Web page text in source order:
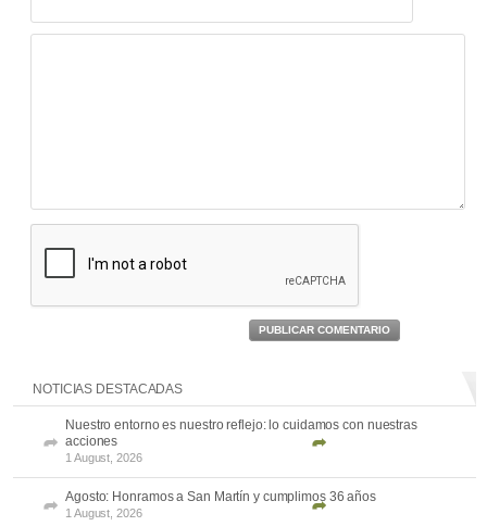
PUBLICAR COMENTARIO
NOTICIAS DESTACADAS
Nuestro entorno es nuestro reflejo: lo cuidamos con nuestras
acciones
1 August, 2026
Agosto: Honramos a San Martín y cumplimos 36 años
1 August, 2026